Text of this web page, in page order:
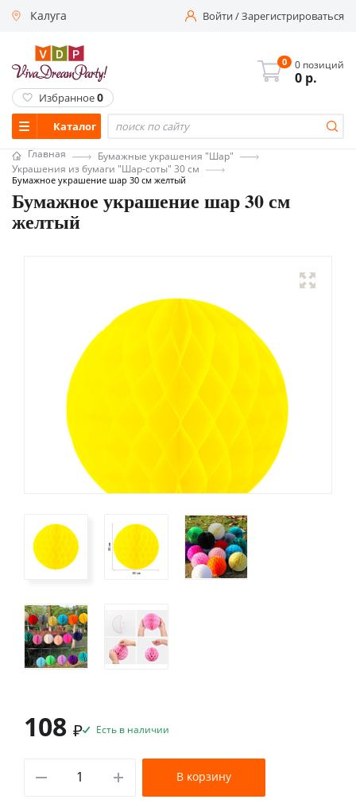
Калуга Войти/Зарегистрироваться
Каталог
0 0 позиций
0 р.
Избранное0
Главная
Бумажные украшения "Шар"
Украшения из бумаги "Шар-соты" 30 см
Бумажное украшение шар 30 см желтый
Бумажное украшение шар 30 см
желтый
108 ₽ Есть в наличии
В корзину